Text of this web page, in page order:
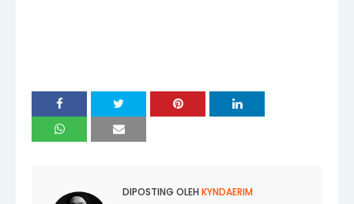
DIPOSTING OLEH KYNDAERIM